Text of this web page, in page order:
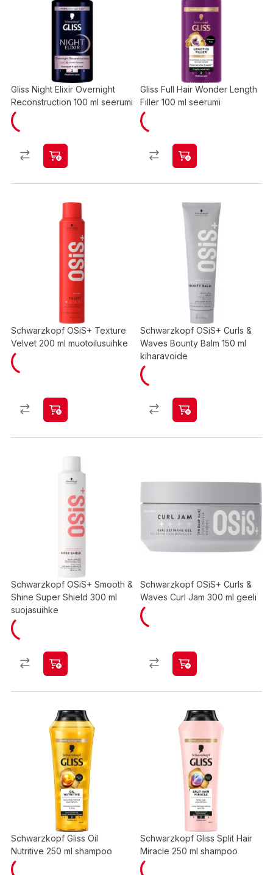
Gliss Night Elixir Overnight
Reconstruction 100 ml seerumi
Gliss Full Hair Wonder Length
Filler 100 ml seerumi
Schwarzkopf OSiS+ Texture
Velvet 200 ml muotoilusuihke
Schwarzkopf OSiS+ Curls &
Waves Bounty Balm 150 ml
kiharavoide
Schwarzkopf OSiS+ Smooth &
Shine Super Shield 300 ml
suojasuihke
Schwarzkopf OSiS+ Curls &
Waves Curl Jam 300 ml geeli
Schwarzkopf Gliss Oil
Nutritive 250 ml shampoo
Schwarzkopf Gliss Split Hair
Miracle 250 ml shampoo